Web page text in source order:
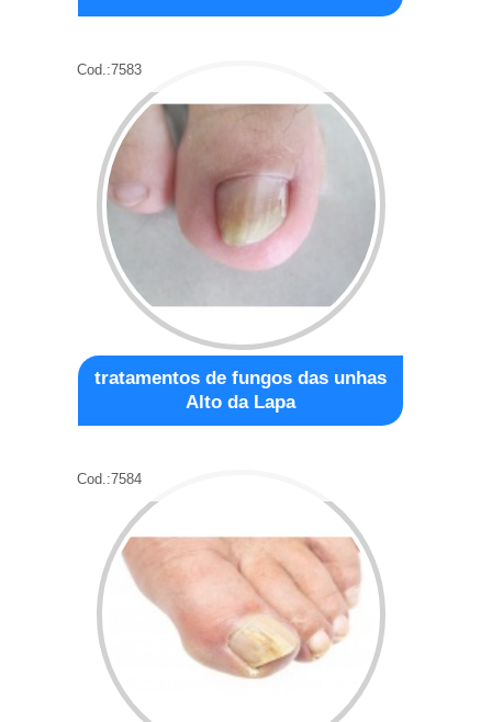
Cod.:7583
tratamentos de fungos das unhas
Alto da Lapa
Cod.:7584